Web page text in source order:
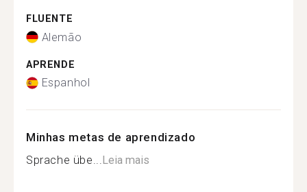
FLUENTE
Alemão
APRENDE
Espanhol
Minhas metas de aprendizado
Sprache übe...Leia mais